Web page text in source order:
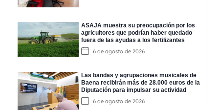
ASAJA muestra su preocupación por los
agricultores que podrían haber quedado
fuera de las ayudas a los fertilizantes
6 de agosto de 2026
Las bandas y agrupaciones musicales de
Baena recibirán más de 28.000 euros de la
Diputación para impulsar su actividad
6 de agosto de 2026